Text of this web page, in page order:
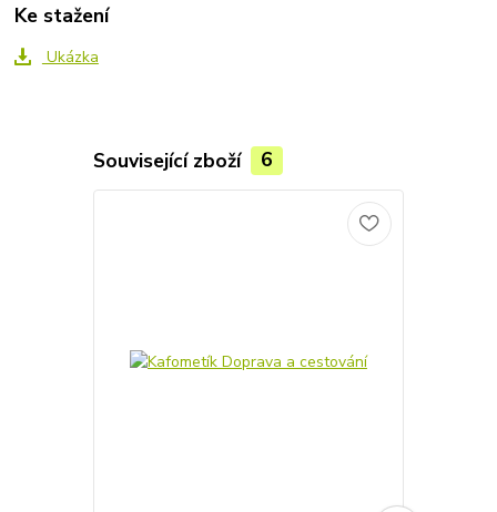
Ke stažení
Ukázka
Související zboží 6